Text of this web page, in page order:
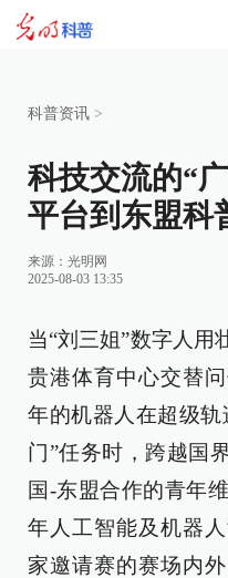
科普资讯 >
科技交流的“
平台到东盟科
来源： 光明网
2025-08-03 13:35
当“刘三姐”数字人用
贵港体育中心交替
年的机器人在超级轨
门”任务时，跨越国
国-东盟合作的青年
年人工智能及机器
家邀请赛的赛场内